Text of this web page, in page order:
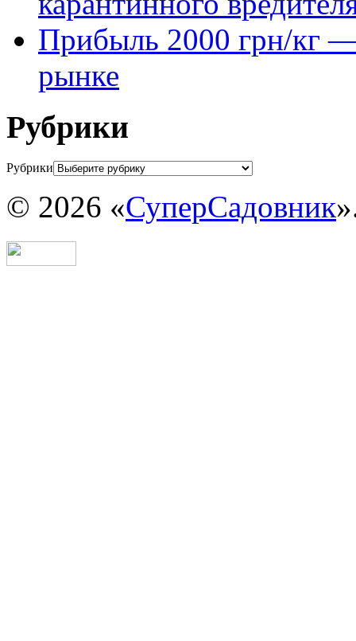
Прибыль 2000 грн/кг —
рынке
Рубрики
Рубрики
© 2026 «СуперСадовник